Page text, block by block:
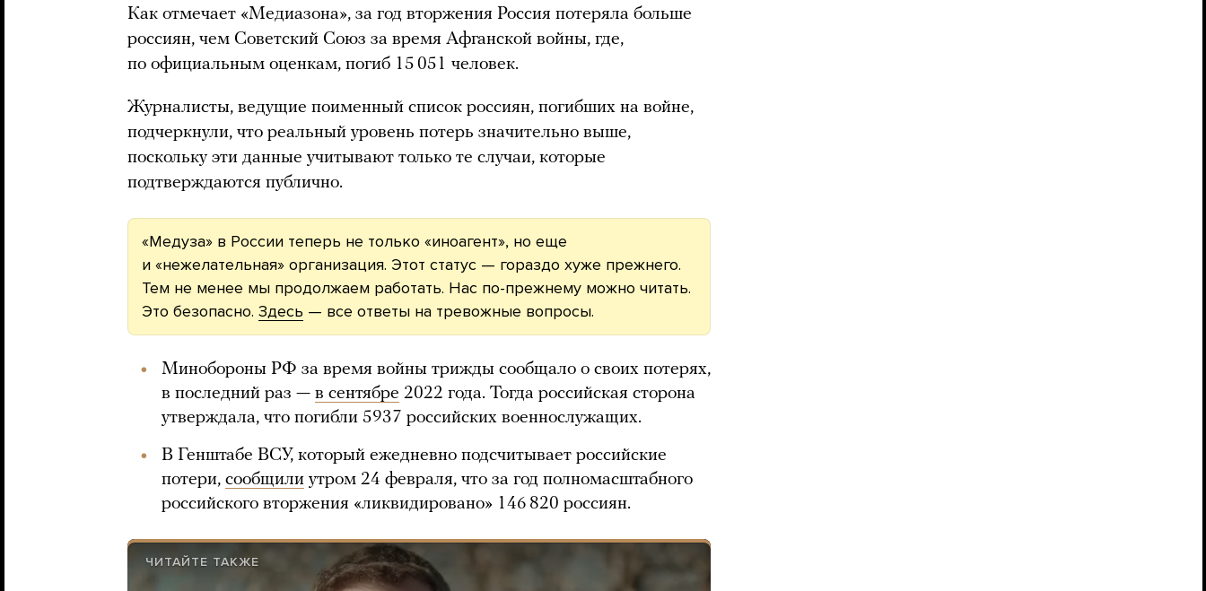
Как отмечает «Медиазона», за год вторжения Россия потеряла больше
россиян, чем Советский Союз за время Афганской войны, где,
по официальным оценкам, погиб 15 051 человек.
Журналисты, ведущие поименный список россиян, погибших на войне,
подчеркнули, что реальный уровень потерь значительно выше,
поскольку эти данные учитывают только те случаи, которые
подтверждаются публично.
«Медуза» в России теперь не только «иноагент», но еще
и «нежелательная» организация. Этот статус — гораздо хуже прежнего.
Тем не менее мы продолжаем работать. Нас по-прежнему можно читать.
Это безопасно. Здесь — все ответы на тревожные вопросы.
Минобороны РФ за время войны трижды сообщало о своих потерях,
в последний раз — в сентябре 2022 года. Тогда российская сторона
утверждала, что погибли 5937 российских военнослужащих.
В Генштабе ВСУ, который ежедневно подсчитывает российские
потери, сообщили утром 24 февраля, что за год полномасштабного
российского вторжения «ликвидировано» 146 820 россиян.
ЧИТАЙТЕ ТАКЖЕ